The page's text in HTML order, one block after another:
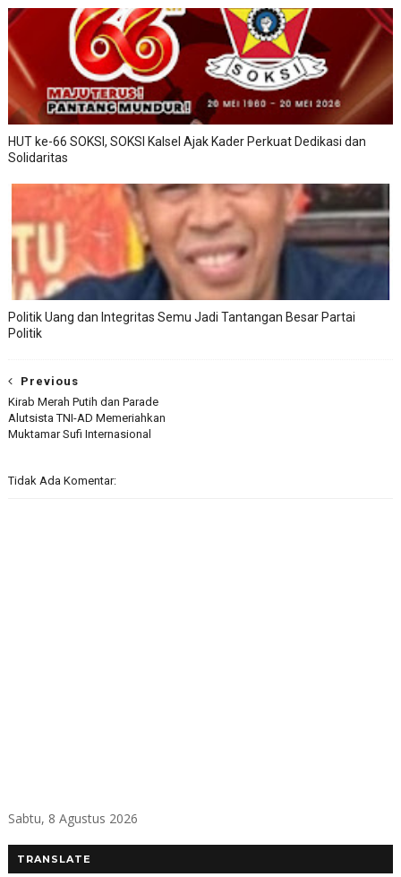
HUT ke-66 SOKSI, SOKSI Kalsel Ajak Kader Perkuat Dedikasi dan
Solidaritas
Politik Uang dan Integritas Semu Jadi Tantangan Besar Partai
Politik
Previous
Kirab Merah Putih dan Parade
Alutsista TNI-AD Memeriahkan
Muktamar Sufi Internasional
Tidak Ada Komentar:
Sabtu, 8 Agustus 2026
TRANSLATE